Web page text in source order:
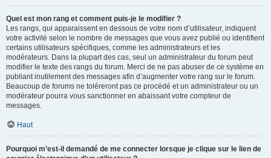
Quel est mon rang et comment puis-je le modifier ?
Les rangs, qui apparaissent en dessous de votre nom d’utilisateur, indiquent
votre activité selon le nombre de messages que vous avez publié ou identifient
certains utilisateurs spécifiques, comme les administrateurs et les
modérateurs. Dans la plupart des cas, seul un administrateur du forum peut
modifier le texte des rangs du forum. Merci de ne pas abuser de ce système en
publiant inutilement des messages afin d’augmenter votre rang sur le forum.
Beaucoup de forums ne toléreront pas ce procédé et un administrateur ou un
modérateur pourra vous sanctionner en abaissant votre compteur de
messages.
Haut
Pourquoi m’est-il demandé de me connecter lorsque je clique sur le lien de